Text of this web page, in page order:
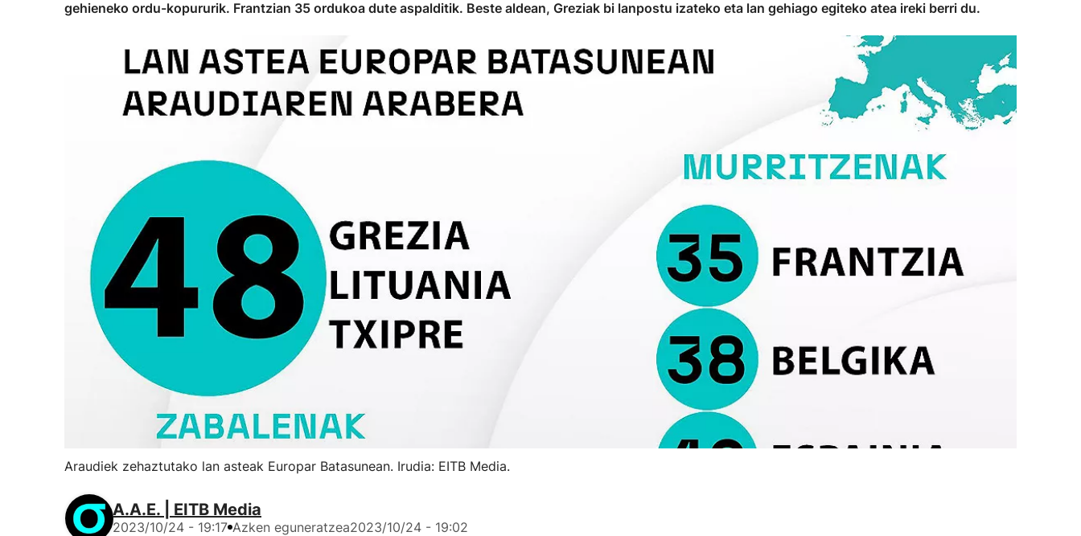
gehieneko ordu-kopururik. Frantzian 35 ordukoa dute aspalditik. Beste aldean, Greziak bi lanpostu izateko eta lan gehiago egiteko atea ireki berri du.
Araudiek zehaztutako lan asteak Europar Batasunean. Irudia: EITB Media.
A.A.E. | EITB Media
2023/10/24 - 19:17 Azken eguneratzea2023/10/24 - 19:02